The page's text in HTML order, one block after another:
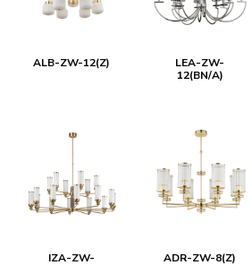
ALB-ZW-12(Z)
LEA-ZW-
12(BN/A)
IZA-ZW-
ADR-ZW-8(Z)